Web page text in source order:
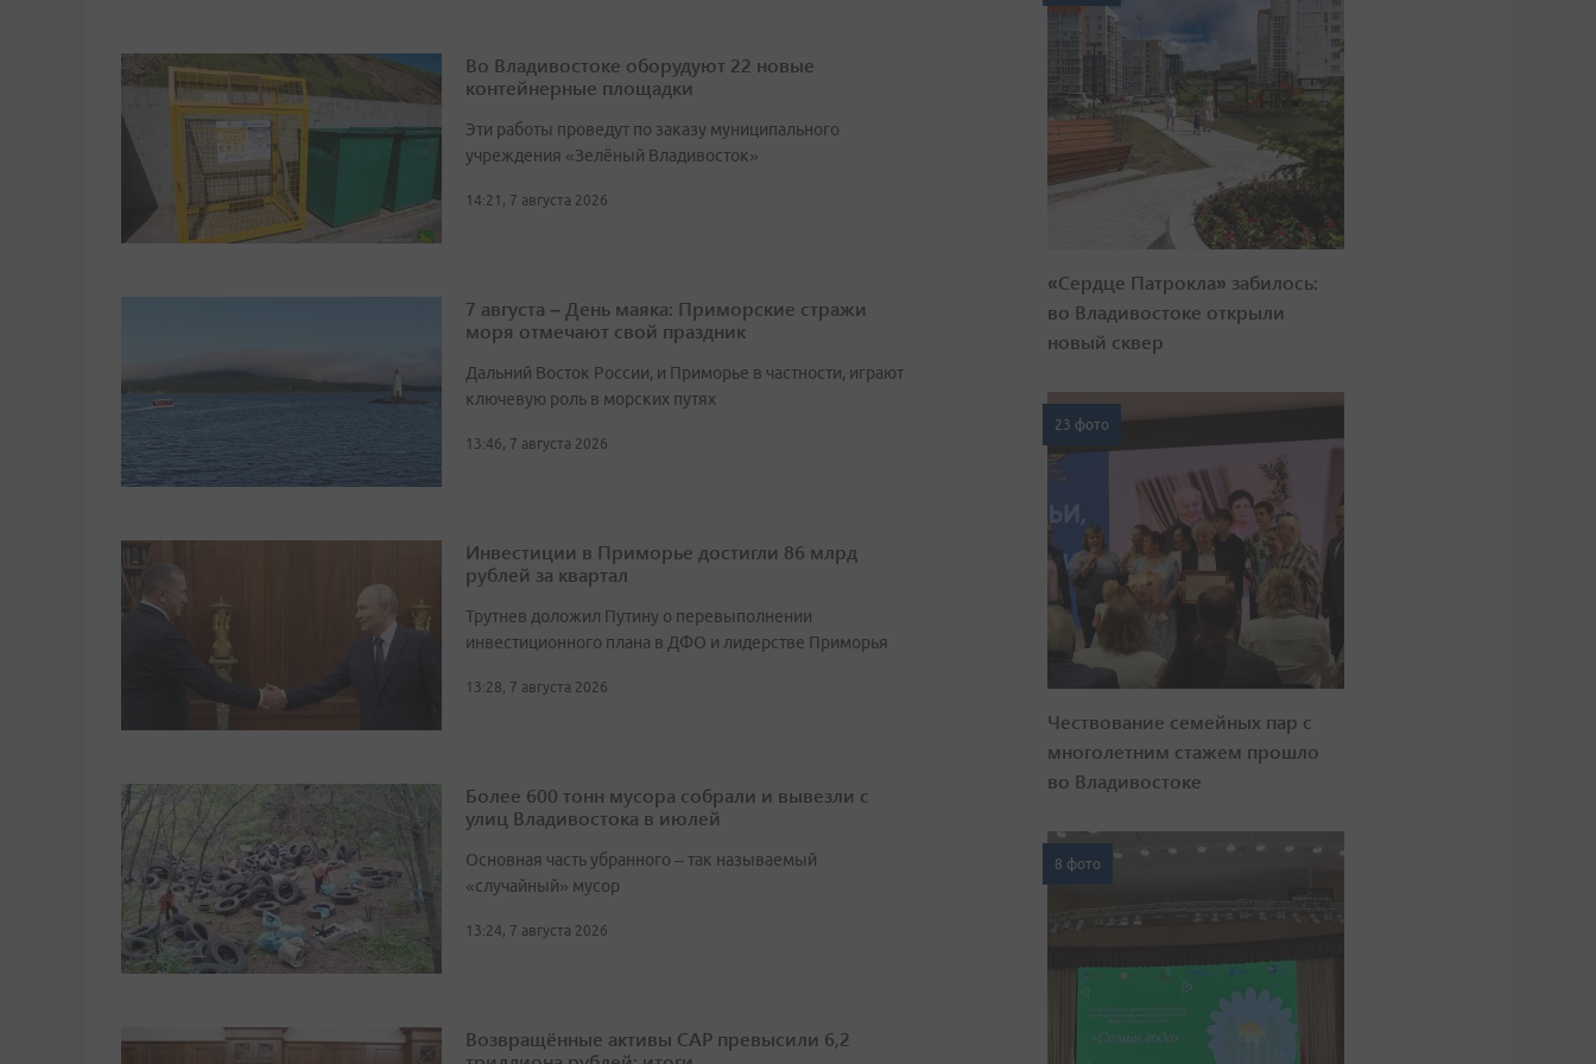
Во Владивостоке оборудуют 22 новые
контейнерные площадки
Эти работы проведут по заказу муниципального
учреждения «Зелёный Владивосток»
14:21, 7 августа 2026
7 августа – День маяка: Приморские стражи
моря отмечают свой праздник
Дальний Восток России, и Приморье в частности, играют
ключевую роль в морских путях
13:46, 7 августа 2026
Инвестиции в Приморье достигли 86 млрд
рублей за квартал
Трутнев доложил Путину о перевыполнении
инвестиционного плана в ДФО и лидерстве Приморья
13:28, 7 августа 2026
Более 600 тонн мусора собрали и вывезли с
улиц Владивостока в июлей
Основная часть убранного – так называемый
«случайный» мусор
13:24, 7 августа 2026
Возвращённые активы САР превысили 6,2
«Сердце Патрокла» забилось:
во Владивостоке открыли
новый сквер
23 фото
Чествование семейных пар с
многолетним стажем прошло
во Владивостоке
8 фото